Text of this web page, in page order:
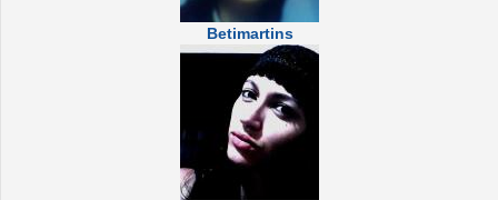
Betimartins